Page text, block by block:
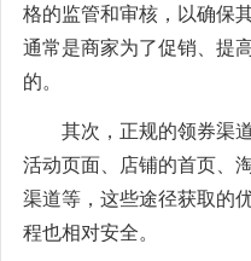
格的监管和审核，以确保
通常是商家为了促销、提
的。
其次，正规的领券渠
活动页面、店铺的首页、
渠道等，这些途径获取的
程也相对安全。